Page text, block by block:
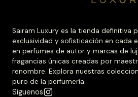
Sairam Luxury es la tienda definitiva
exclusividad y sofisticación en cada
en perfumes de autor y marcas de
fragancias únicas creadas por
renombre. Explora nuestras
puro de la perfumería.
Síguenos